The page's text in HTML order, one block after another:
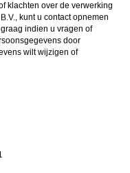
klachten over de verwerking
, kunt u contact opnemen
indien u vragen of
door
wilt wijzigen of